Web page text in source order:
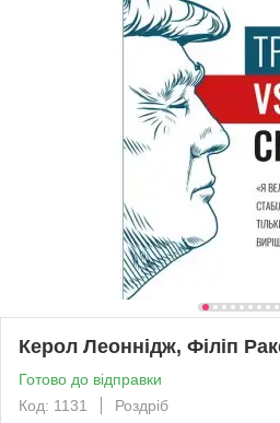
Керол Леоннідж, Філіп
Готово до відправки
Код: 1131
Роздріб